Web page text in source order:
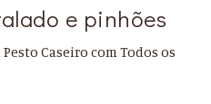
e pinhões
Caseiro com Todos os